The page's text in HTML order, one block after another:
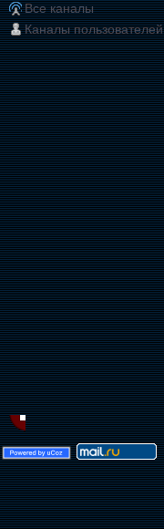
Все каналы
Каналы пользователей